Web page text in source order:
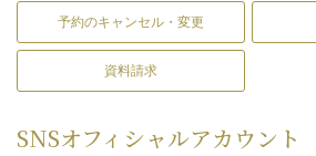
予約のキャンセル・変更
資料請求
SNSオフィシャルアカウント